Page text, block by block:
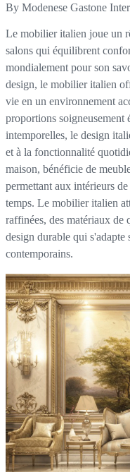
By Modenese Gastone
Le mobilier italien joue un
salons qui équilibrent
mondialement pour son
design, le mobilier italien
vie en un environnement
proportions soigneusement
intemporelles, le design
et à la fonctionnalité
maison, bénéficie de
permettant aux intérieurs
temps. Le mobilier italien
raffinées, des matériaux de
design durable qui
contemporains.